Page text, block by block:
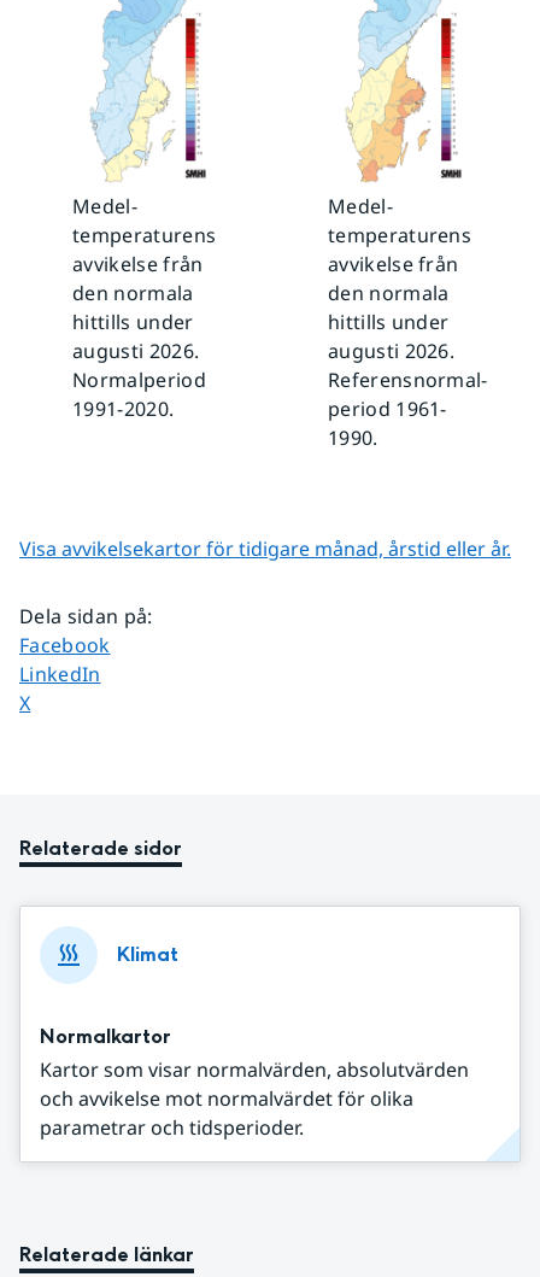
Medel­
temperaturens
avvikelse från
den normala
hittills under
augusti 2026.
Normalperiod
1991-2020.
Medel­
temperaturens
avvikelse från
den normala
hittills under
augusti 2026.
Referensnormal­
period 1961-
1990.
Visa avvikelsekartor för tidigare månad, årstid eller år.
Dela sidan på:
Dela sidan på
Facebook
Dela sidan på
LinkedIn
Dela sidan på
X
Relaterade sidor
Klimat
Normalkartor
Kartor som visar normalvärden, absolutvärden
och avvikelse mot normalvärdet för olika
parametrar och tidsperioder.
Relaterade länkar